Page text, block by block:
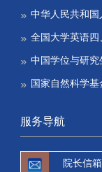
中华人民共和
全国大学英语
中国学位与研究
国家自然科学基
服务导航
院长信箱